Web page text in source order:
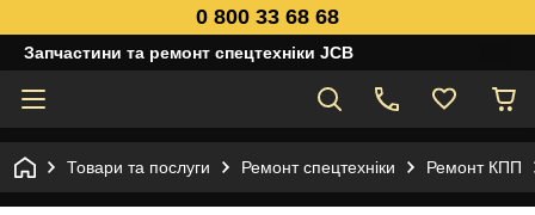
0 800 33 68 68
Запчастини та ремонт спецтехніки JCB
Товари та послуги Ремонт спецтехніки Ремонт КПП